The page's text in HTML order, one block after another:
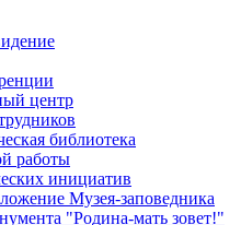
центр
библиотека
работы
инициатив
Музея-заповедника
"Родина-мать зовет!"